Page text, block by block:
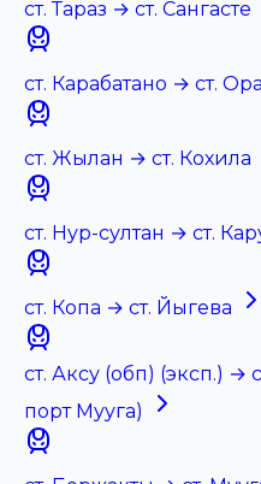
ст. Тараз → ст. Сангасте
ст. Карабатано → ст.
ст. Жылан → ст. Кохила
ст. Нур-султан → ст.
ст. Копа → ст. Йыгева
ст. Аксу (обп) (эксп.) →
порт Мууга)